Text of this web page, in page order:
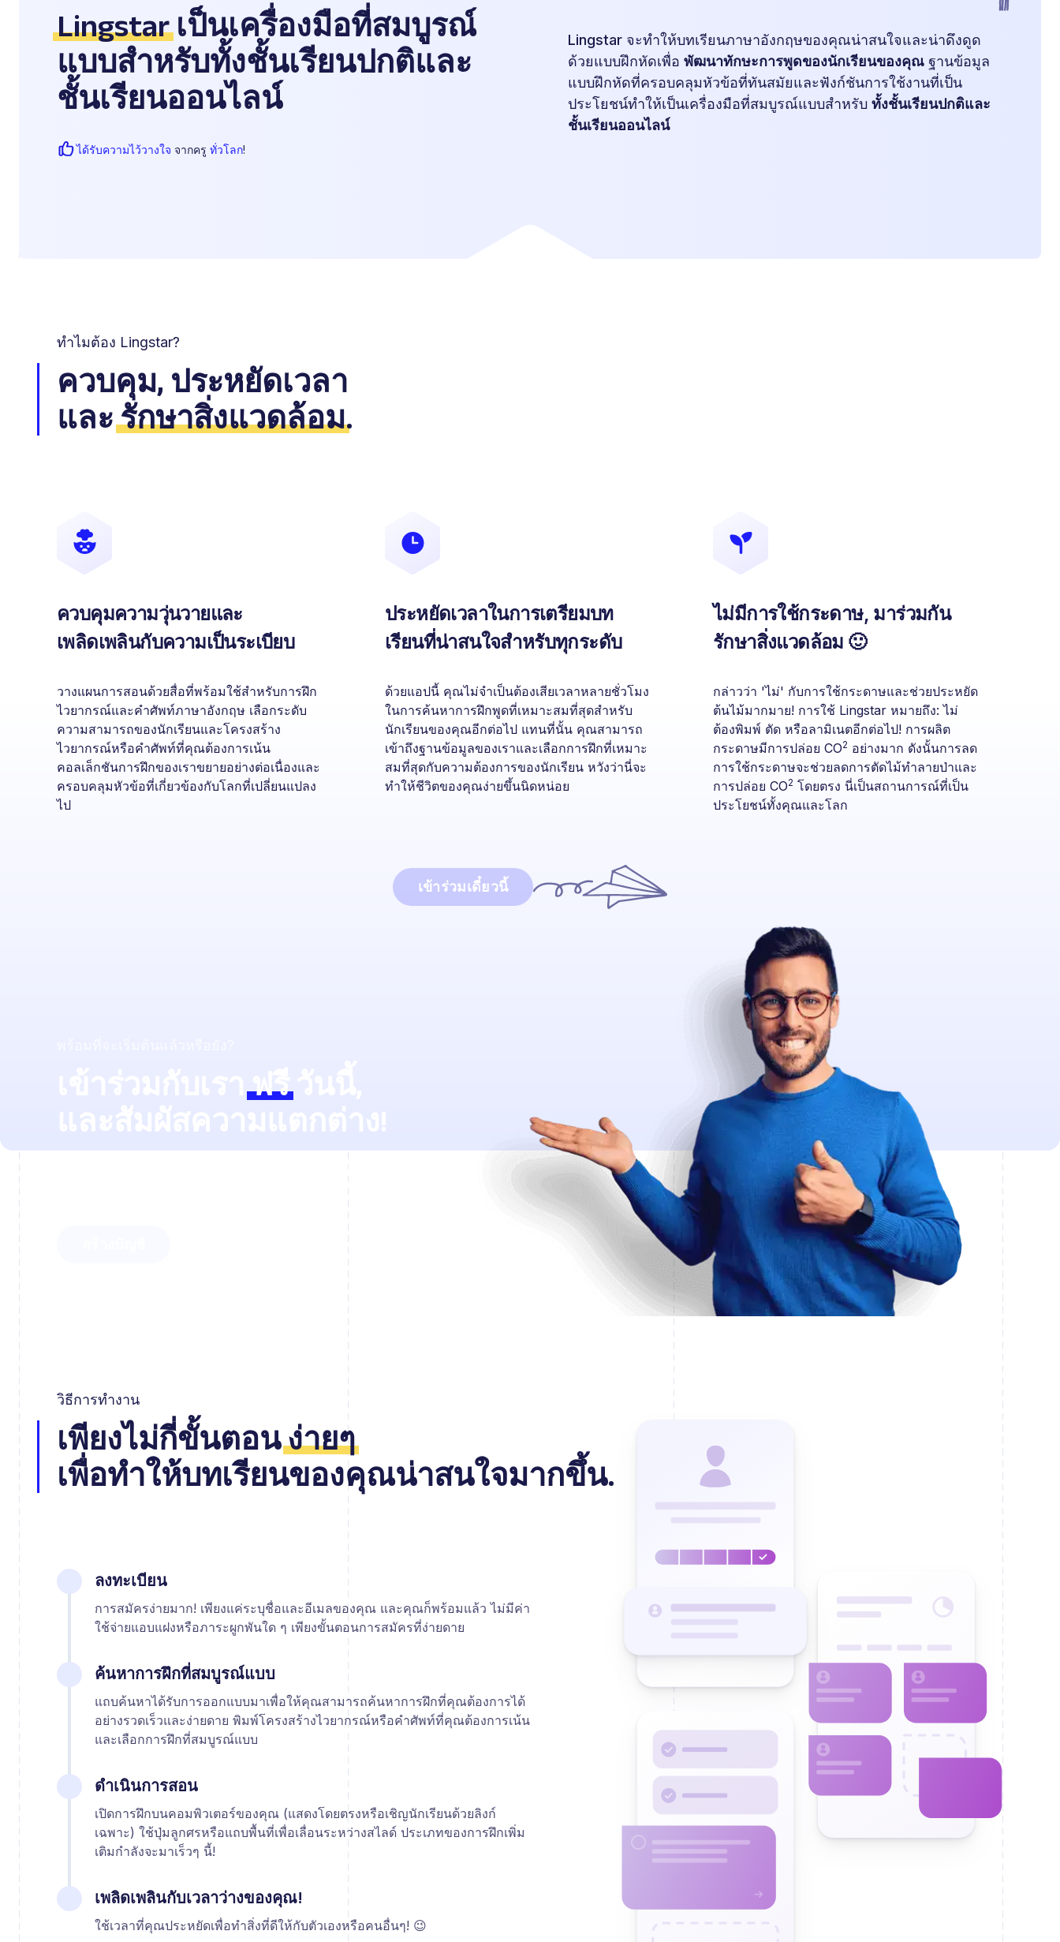
Lingstarเป็นเครื่องมือที่สมบูรณ์
แบบสำหรับทั้งชั้นเรียนปกติและ
ชั้นเรียนออนไลน์
ได้รับความไว้วางใจ จากครู ทั่วโลก!
Lingstar จะทำให้บทเรียนภาษาอังกฤษของคุณน่าสนใจและน่าดึงดูด
ด้วยแบบฝึกหัดเพื่อ พัฒนาทักษะการพูดของนักเรียนของคุณ ฐานข้อมูล
แบบฝึกหัดที่ครอบคลุมหัวข้อที่ทันสมัยและฟังก์ชันการใช้งานที่เป็น
ประโยชน์ทำให้เป็นเครื่องมือที่สมบูรณ์แบบสำหรับ ทั้งชั้นเรียนปกติและ
ชั้นเรียนออนไลน์
ทำไมต้อง Lingstar?
ควบคุม, ประหยัดเวลา
และรักษาสิ่งแวดล้อม.
ควบคุมความวุ่นวายและ
เพลิดเพลินกับความเป็นระเบียบ
วางแผนการสอนด้วยสื่อที่พร้อมใช้สำหรับการฝึก
ไวยากรณ์และคำศัพท์ภาษาอังกฤษ เลือกระดับ
ความสามารถของนักเรียนและโครงสร้าง
ไวยากรณ์หรือคำศัพท์ที่คุณต้องการเน้น
คอลเล็กชันการฝึกของเราขยายอย่างต่อเนื่องและ
ครอบคลุมหัวข้อที่เกี่ยวข้องกับโลกที่เปลี่ยนแปลง
ไป
ประหยัดเวลาในการเตรียมบท
เรียนที่น่าสนใจสำหรับทุกระดับ
ด้วยแอปนี้ คุณไม่จำเป็นต้องเสียเวลาหลายชั่วโมง
ในการค้นหาการฝึกพูดที่เหมาะสมที่สุดสำหรับ
นักเรียนของคุณอีกต่อไป แทนที่นั้น คุณสามารถ
เข้าถึงฐานข้อมูลของเราและเลือกการฝึกที่เหมาะ
สมที่สุดกับความต้องการของนักเรียน หวังว่านี่จะ
ทำให้ชีวิตของคุณง่ายขึ้นนิดหน่อย
ไม่มีการใช้กระดาษ, มาร่วมกัน
รักษาสิ่งแวดล้อม 🙂
กล่าวว่า 'ไม่' กับการใช้กระดาษและช่วยประหยัด
ต้นไม้มากมาย! การใช้ Lingstar หมายถึง: ไม่
ต้องพิมพ์ ตัด หรือลามิเนตอีกต่อไป! การผลิต
กระดาษมีการปล่อย CO2 อย่างมาก ดังนั้นการลด
การใช้กระดาษจะช่วยลดการตัดไม้ทำลายป่าและ
การปล่อย CO2 โดยตรง นี่เป็นสถานการณ์ที่เป็น
ประโยชน์ทั้งคุณและโลก
เข้าร่วมเดี๋ยวนี้
เข้าร่วมกับเราฟรีวันนี้,
ค้นหาว่าคุณสามารถประหยัดเวลาได้มากแค่ไหนกับ Lingstar
และคุณสามารถทำให้นักเรียนของคุณมีส่วนร่วมได้ง่ายเพียงใด
วิธีการทำงาน
เพียงไม่กี่ขั้นตอนง่ายๆ
เพื่อทำให้บทเรียนของคุณน่าสนใจมากขึ้น.
ลงทะเบียน
การสมัครง่ายมาก! เพียงแค่ระบุชื่อและอีเมลของคุณ และคุณก็พร้อมแล้ว ไม่มีค่า
ใช้จ่ายแอบแฝงหรือภาระผูกพันใด ๆ เพียงขั้นตอนการสมัครที่ง่ายดาย
ค้นหาการฝึกที่สมบูรณ์แบบ
แถบค้นหาได้รับการออกแบบมาเพื่อให้คุณสามารถค้นหาการฝึกที่คุณต้องการได้
อย่างรวดเร็วและง่ายดาย พิมพ์โครงสร้างไวยากรณ์หรือคำศัพท์ที่คุณต้องการเน้น
และเลือกการฝึกที่สมบูรณ์แบบ
ดำเนินการสอน
เปิดการฝึกบนคอมพิวเตอร์ของคุณ (แสดงโดยตรงหรือเชิญนักเรียนด้วยลิงก์
เฉพาะ) ใช้ปุ่มลูกศรหรือแถบพื้นที่เพื่อเลื่อนระหว่างสไลด์ ประเภทของการฝึกเพิ่ม
เติมกำลังจะมาเร็วๆ นี้!
เพลิดเพลินกับเวลาว่างของคุณ!
ใช้เวลาที่คุณประหยัดเพื่อทำสิ่งที่ดีให้กับตัวเองหรือคนอื่นๆ! 😉